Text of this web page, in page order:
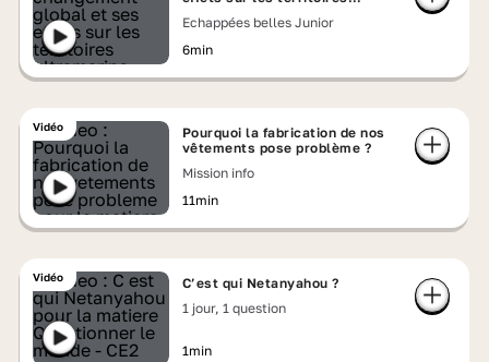
Echappées belles Junior
6min
Vidéo
Pourquoi la fabrication de nos
vêtements pose problème ?
Mission info
11min
Vidéo
C’est qui Netanyahou ?
1 jour, 1 question
1min